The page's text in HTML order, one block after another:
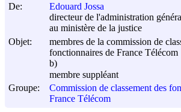
De:
Edouard Jossa
directeur de l'administration
au ministère de la justice
Objet:
membres de la commission de
fonctionnaires de France Télécom
b)
membre suppléant
Groupe:
Commission de classement des
France Télécom